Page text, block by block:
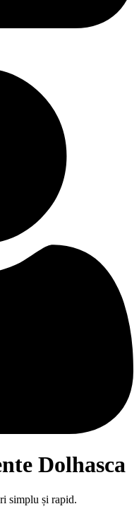
Dolhasca
simplu și rapid.